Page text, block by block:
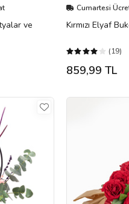
ve
Cumartesi
Kırmızı Elyaf
(19)
859,99 TL